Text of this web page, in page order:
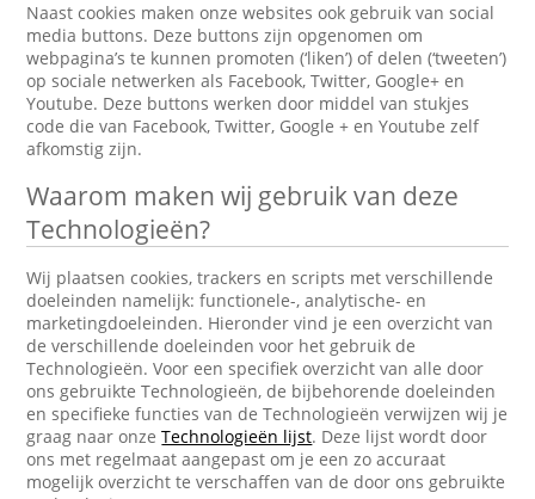
Naast cookies maken onze websites ook gebruik van social
media buttons. Deze buttons zijn opgenomen om
webpagina’s te kunnen promoten (‘liken’) of delen (‘tweeten’)
op sociale netwerken als Facebook, Twitter, Google+ en
Youtube. Deze buttons werken door middel van stukjes
code die van Facebook, Twitter, Google + en Youtube zelf
afkomstig zijn.
Waarom maken wij gebruik van deze
Technologieën?
Wij plaatsen cookies, trackers en scripts met verschillende
doeleinden namelijk: functionele-, analytische- en
marketingdoeleinden. Hieronder vind je een overzicht van
de verschillende doeleinden voor het gebruik de
Technologieën. Voor een specifiek overzicht van alle door
ons gebruikte Technologieën, de bijbehorende doeleinden
en specifieke functies van de Technologieën verwijzen wij je
graag naar onzeTechnologieën lijst. Deze lijst wordt door
ons met regelmaat aangepast om je een zo accuraat
mogelijk overzicht te verschaffen van de door ons gebruikte